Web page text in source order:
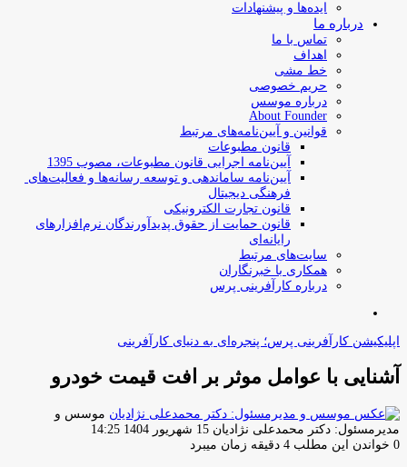
ایده‌ها و پیشنهادات
درباره ما
تماس با ما
اهداف
خط مشی
حریم خصوصی
درباره موسس
About Founder
قوانین و آیین‌نامه‌های مرتبط
‌قانون مطبوعات
آیین‌نامه اجرایی قانون مطبوعات، مصوب 1395
آیین‌نامه سامان­دهی و توسعه رسانه­‌ها و فعالیت‌­های
فرهنگی دیجیتال
قانون تجارت الکترونیکی
قانون حمایت از حقوق پدیدآورندگان نرم‌افزارهای
رایانه‌ای
سایت‌های مرتبط
همکاری با خبرنگاران
درباره کارآفرینی پرس
اپلیکیشن کارآفرینی پرس؛ پنجره‌ای به دنیای کارآفرینی
آشنایی با عوامل موثر بر افت قیمت خودرو
موسس و
مدیرمسئول: دکتر محمدعلی نژادیان ارسال
ایمیل
15 شهریور 1404 14:25
0 خواندن این مطلب 4 دقیقه زمان میبرد